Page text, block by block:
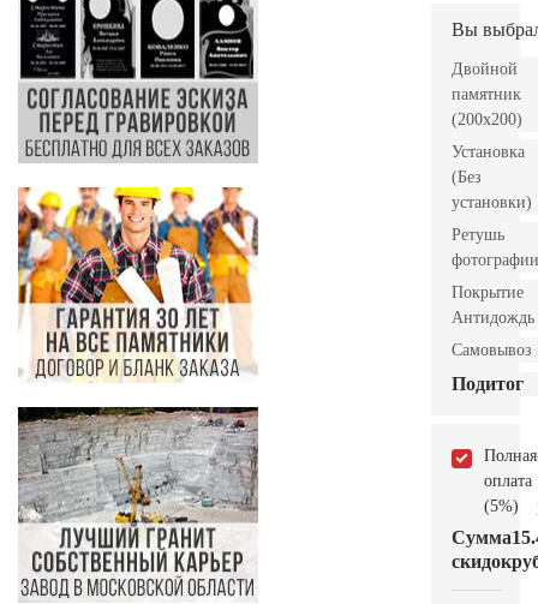
Вы
Двойной
памятник
(200x200)
Установка
(Без
установки)
Ретушь
фотографии
Покрытие
Антидождь
Самовывоз
Подитог
Полная
оплата
(5%)
Сумма
скидок